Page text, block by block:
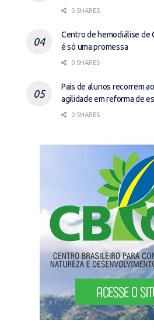
0 SHARES
Centro de hemodiálise de
é só uma promessa
0 SHARES
Pais de alunos recorrem
agilidade em reforma de
0 SHARES